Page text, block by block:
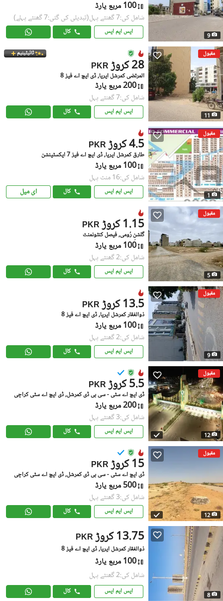
9
100 مربع یارڈ
شامل کی:7 گھنٹے پہل (تبدیلی کی گئی:7 گھنٹے پہلے)
ایس ایم ایس کال
مقبول
11
ٹائیٹینیم
PKR 28 کروڑ
المرتضی کمرشل ایریا, ڈی ایچ اے فیز 8
200 مربع یارڈ
شامل کی:7 گھنٹے پہل
ایس ایم ایس کال
مقبول
1
PKR 4.5 کروڑ
طارق کمرشل ایریا, ڈی ایچ اے فیز 7 ایکسٹینشن
100 مربع یارڈ
شامل کی:16 منٹ پہل
ایس ایم ایس کال ای میل
مقبول
5
PKR 1.15 کروڑ
گلشنِ رُومی, فیصل کنٹونمنٹ
100 مربع یارڈ
شامل کی:2 گھنٹے پہل
ایس ایم ایس کال
مقبول
9
PKR 13.5 کروڑ
ذوالفقار کمرشل ایریا, ڈی ایچ اے فیز 8
100 مربع یارڈ
شامل کی:2 گھنٹے پہل
ایس ایم ایس کال
مقبول
12
PKR 5.5 کروڑ
ڈی ایچ اے سٹی - سی بی ڈی کمرشل, ڈی ایچ اے سٹی کراچی
200 مربع یارڈ
شامل کی:3 گھنٹے پہل
ایس ایم ایس کال
مقبول
12
PKR 15 کروڑ
ڈی ایچ اے سٹی - سی بی ڈی کمرشل, ڈی ایچ اے سٹی کراچی
500 مربع یارڈ
شامل کی:3 گھنٹے پہل
ایس ایم ایس کال
8
PKR 13.75 کروڑ
ذوالفقار کمرشل ایریا, ڈی ایچ اے فیز 8
100 مربع یارڈ
شامل کی:2 گھنٹے پہل
ایس ایم ایس کال